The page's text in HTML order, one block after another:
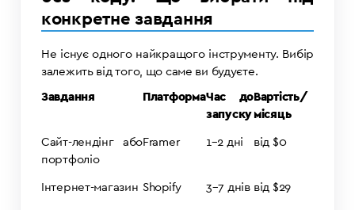
конкретне завдання
Не існує одного найкращого інструменту. Вибір
залежить від того, що саме ви будуєте.
Завдання ПлатформаЧас до
запуску
Вартість/
місяць
Сайт-лендінг або
портфоліо
Framer 1–2 дні від $0
Інтернет-магазин Shopify 3–7 днів від $29